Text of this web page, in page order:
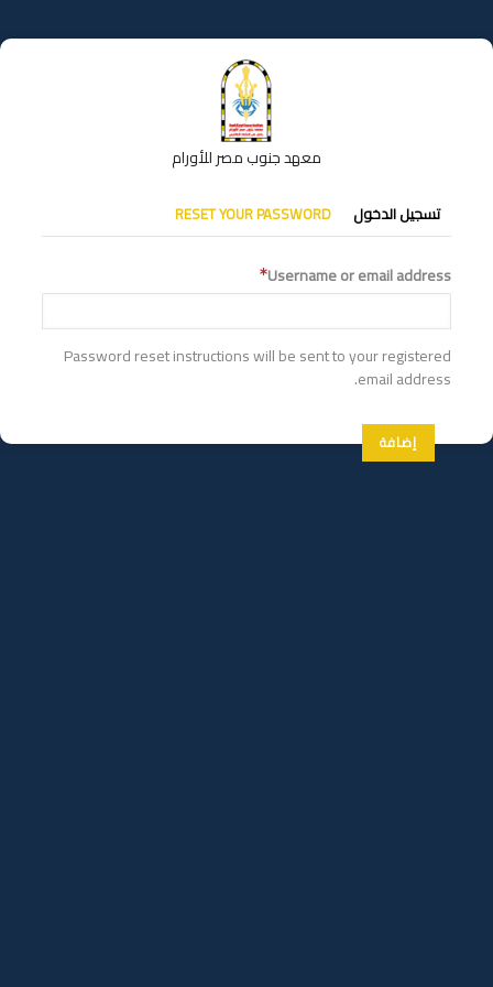
إلى
المحتوى
معهد جنوب مصر للأورام
التبويبات
الأساسية
تسجيل الدخول RESET YOUR PASSWORD
Username or email address
Password reset instructions will be sent to your registered
email address.